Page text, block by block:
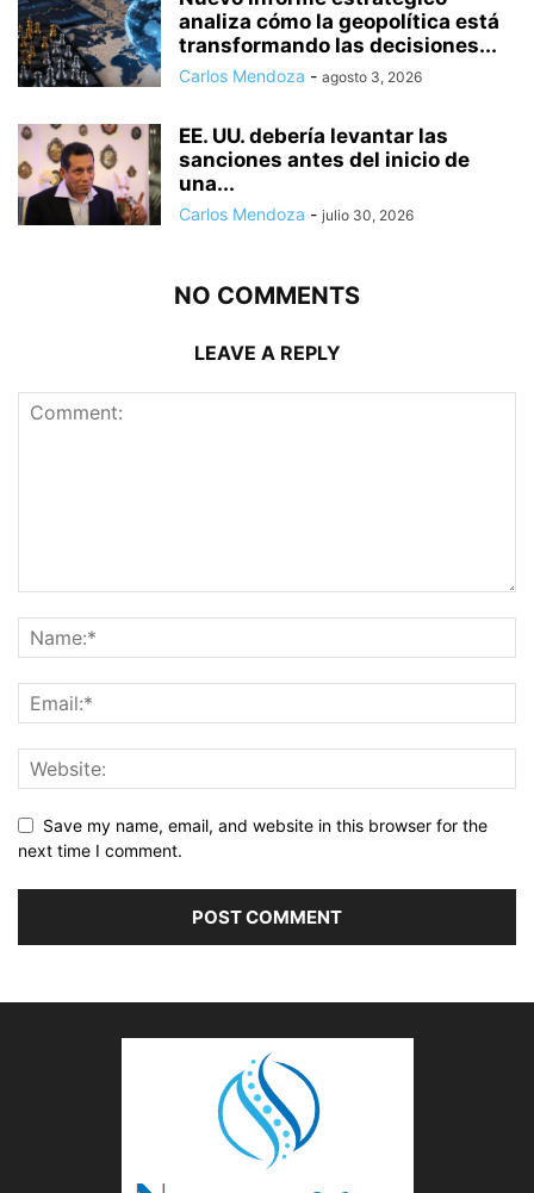
analiza cómo la geopolítica está
transformando las decisiones...
Carlos Mendoza - agosto 3, 2026
EE. UU. debería levantar las
sanciones antes del inicio de
una...
Carlos Mendoza - julio 30, 2026
NO COMMENTS
LEAVE A REPLY
Save my name, email, and website in this browser for the
next time I comment.